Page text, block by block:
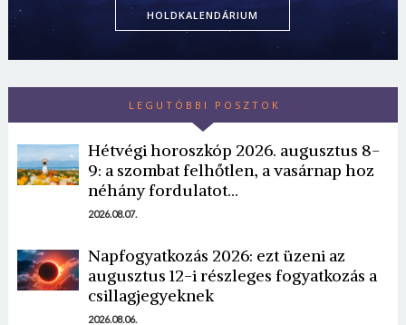
HOLDKALENDÁRIUM
LEGUTÓBBI POSZTOK
Hétvégi horoszkóp 2026. augusztus 8-
9: a szombat felhőtlen, a vasárnap hoz
néhány fordulatot…
2026.08.07.
Napfogyatkozás 2026: ezt üzeni az
augusztus 12-i részleges fogyatkozás a
csillagjegyeknek
2026.08.06.